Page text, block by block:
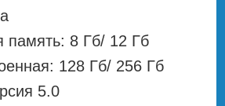
память: 8 Гб/ 12 Гб
128 Гб/ 256 Гб
5.0